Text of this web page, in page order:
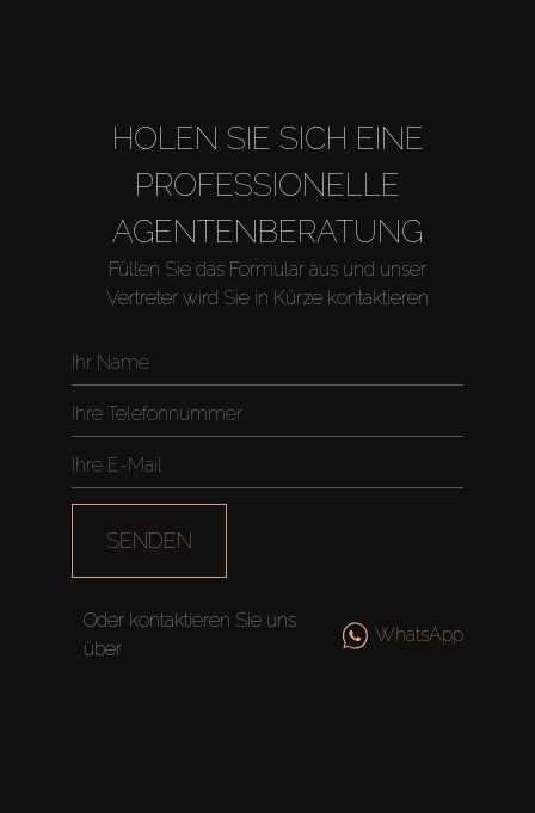
About UsHOLEN SIE SICH EINE
PROFESSIONELLE
AGENTENBERATUNG
Füllen Sie das Formular aus und unser
Vertreter wird Sie in Kürze kontaktieren
SENDEN
Oder kontaktieren Sie uns
über
WhatsApp